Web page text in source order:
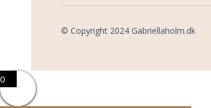
© Copyright 2024 Gabriellaholm.dk
0